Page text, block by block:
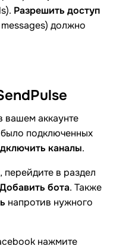
Разрешить доступ
должно
вашем аккаунте
подключенных
каналы.
в раздел
Добавить бота. Также
напротив нужного
нажмите